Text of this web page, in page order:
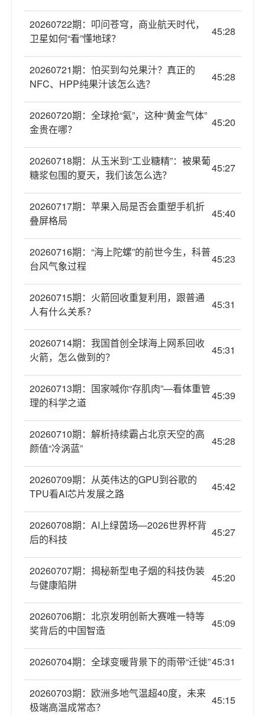
20260722期：叩问苍穹，商业航天时代，
卫星如何“看”懂地球？
45:28
20260721期：怕买到勾兑果汁？真正的
NFC、HPP纯果汁该怎么选？
45:28
20260720期：全球抢“氦”，这种“黄金气体”
金贵在哪？
45:20
20260718期：从玉米到“工业糖精”：被果葡
糖浆包围的夏天，我们该怎么选？
45:27
20260717期：苹果入局是否会重塑手机折
叠屏格局
45:40
20260716期：“海上陀螺”的前世今生，科普
台风气象过程
45:23
20260715期：火箭回收重复利用，跟普通
人有什么关系？
45:31
20260714期：我国首创全球海上网系回收
火箭，怎么做到的？
45:31
20260713期：国家喊你“存肌肉”—看体重管
理的科学之道
45:39
20260710期：解析持续霸占北京天空的高
颜值“冷涡蓝”
45:28
20260709期：从英伟达的GPU到谷歌的
TPU看AI芯片发展之路
45:42
20260708期：AI上绿茵场—2026世界杯背
后的科技
45:27
20260707期：揭秘新型电子烟的科技伪装
与健康陷阱
45:20
20260706期：北京发明创新大赛唯一特等
奖背后的中国智造
45:09
20260704期：全球变暖背景下的雨带“迁徙”45:31
20260703期：欧洲多地气温超40度，未来
极端高温成常态？
45:15